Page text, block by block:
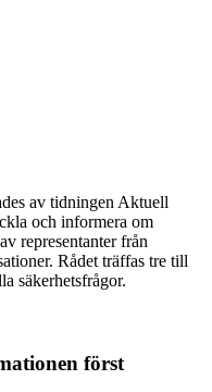
av tidningen Aktuell
och informera om
representanter från
Rådet träffas tre till
säkerhetsfrågor.
först